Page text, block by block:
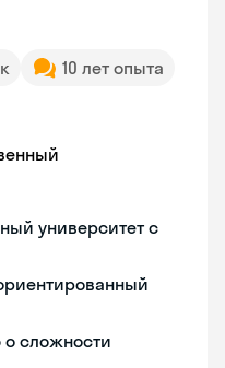
10 лет опыта
университет с
о сложности